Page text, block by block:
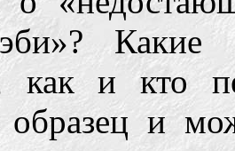
Какие
как и кто
образец и